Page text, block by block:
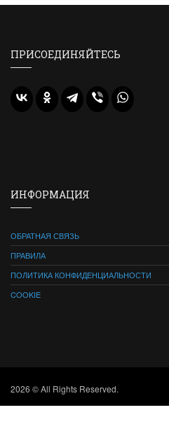
ПРИСОЕДИНЯЙТЕСЬ
ИНФОРМАЦИЯ
ОБРАТНАЯ СВЯЗЬ
ПРАВИЛА
ПОЛИТИКА КОНФИДЕНЦИАЛЬНОСТИ
COOKIE
2026 © All Rights Reserved.